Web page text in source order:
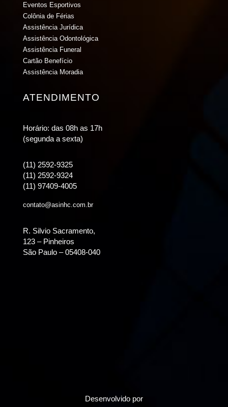
Eventos Esportivos
Colônia de Férias
Assistência Jurídica
Assistência Odontológica
Assistência Funeral
Cartão Benefício
Assistência Moradia
ATENDIMENTO
Horário: das 08h as 17h
(segunda a sexta)
(11) 2592-9325
(11) 2592-9324
(11) 97409-4005
contato@asinhc.com.br
R. Silvio Sacramento,
123 – Pinheiros
São Paulo – 05408-040
Desenvolvido por